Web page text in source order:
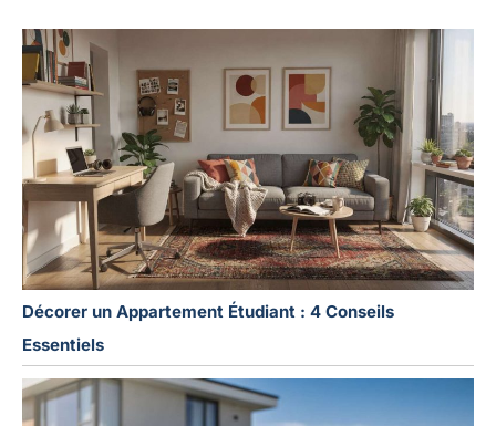
Décorer un Appartement Étudiant : 4 Conseils
Essentiels